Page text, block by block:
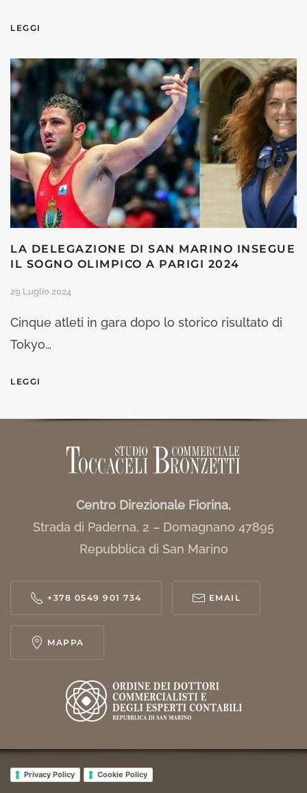
LEGGI
LA DELEGAZIONE DI SAN MARINO INSEGUE
IL SOGNO OLIMPICO A PARIGI 2024
29 Luglio 2024
Cinque atleti in gara dopo lo storico risultato di
Tokyo…
LEGGI
Centro Direzionale Fiorina,
Strada di Paderna, 2 – Domagnano 47895
Repubblica di San Marino
+378 0549 901 734 EMAIL
MAPPA
Privacy Policy Cookie Policy